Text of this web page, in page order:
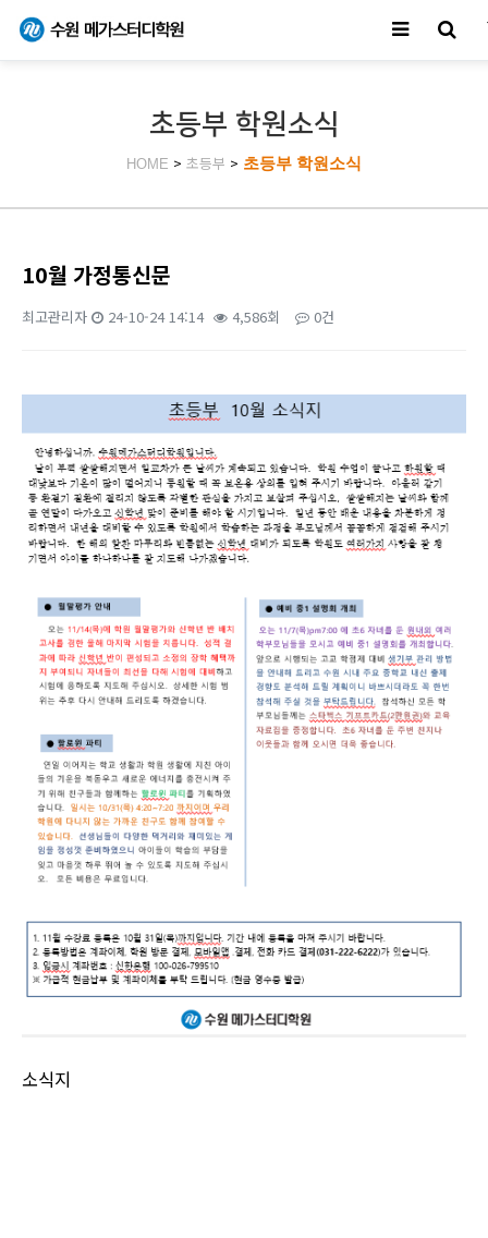
초등부 학원소식
HOME > 초등부 > 초등부 학원소식
10월 가정통신문
최고관리자 24-10-24 14:14 4,586회 0건
소식지